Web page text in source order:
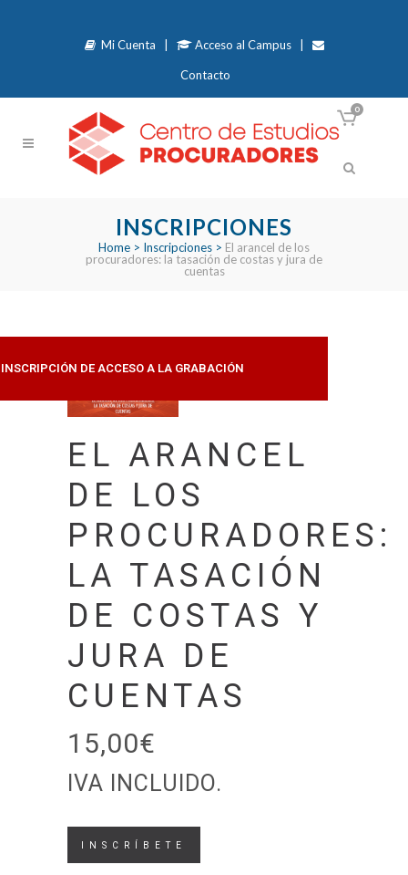
Mi Cuenta Acceso al Campus|
Contacto
0
INSCRIPCIONES
Home > Inscripciones > El arancel de los
procuradores: la tasación de costas y jura de
cuentas
INSCRIPCIÓN DE ACCESO A LA GRABACIÓN
EL ARANCEL
DE LOS
PROCURADORES:
LA TASACIÓN
DE COSTAS Y
JURA DE
CUENTAS
15,00€
IVA INCLUIDO.
INSCRÍBETE